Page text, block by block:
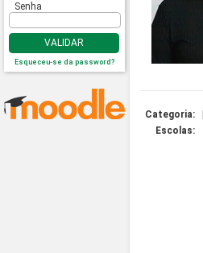
Senha
VALIDAR
Esqueceu-se da password?
Categoria:
Escolas: